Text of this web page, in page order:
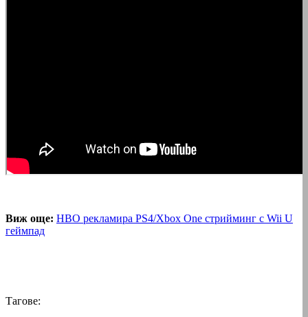
Виж още: HBO рекламира PS4/Xbox One стрийминг с Wii U
геймпад
Тагове: